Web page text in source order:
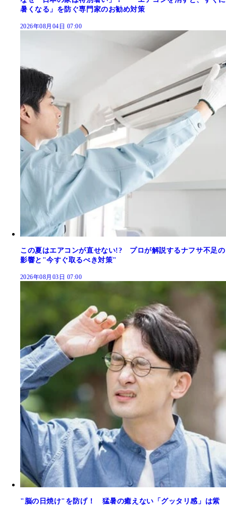
暑くなる」を防ぐ専門家のお勧め対策
2026年08月04日 07:00
この夏はエアコンが直せない!? プロが解説するナフサ不足の
影響と"今すぐ取るべき対策"
2026年08月03日 07:00
"脳の日焼け"を防げ！ 猛暑の癒えない「グッタリ感」は紫